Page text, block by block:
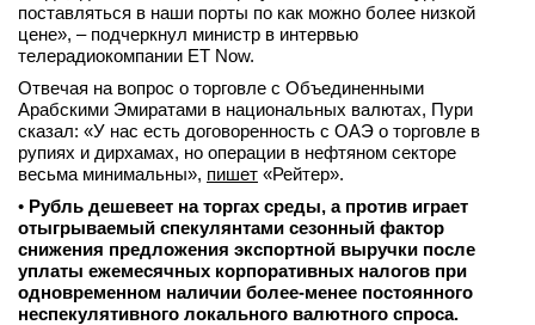
поставляться в наши порты по как можно более низкой
цене», – подчеркнул министр в интервью
телерадиокомпании ET Now.
Отвечая на вопрос о торговле с Объединенными
Арабскими Эмиратами в национальных валютах, Пури
сказал: «У нас есть договоренность с ОАЭ о торговле в
рупиях и дирхамах, но операции в нефтяном секторе
весьма минимальны», пишет «Рейтер».
• Рубль дешевеет на торгах среды, а против играет
отыгрываемый спекулянтами сезонный фактор
снижения предложения экспортной выручки после
уплаты ежемесячных корпоративных налогов при
одновременном наличии более-менее постоянного
неспекулятивного локального валютного спроса.